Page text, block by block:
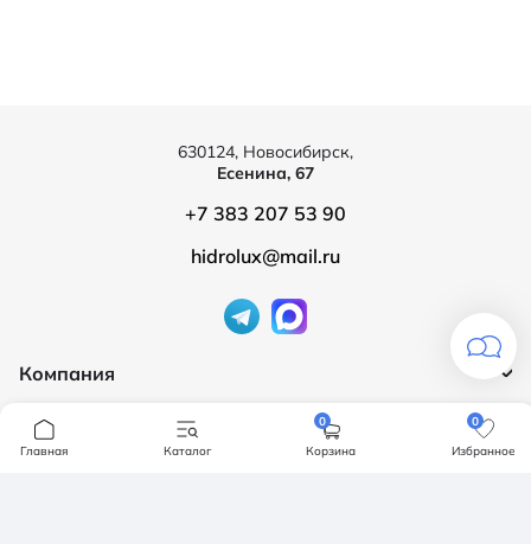
Компания
О компании
Бренды
Продукция
Ванны
630124, Новосибирск,
Есенина, 67
+7 383 207 53 90
hidrolux@mail.ru
Главная Каталог
0
Корзина
0
Избранное